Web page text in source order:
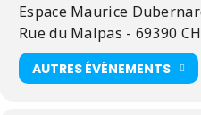
Espace Maurice
Rue du Malpas - 69390
AUTRES ÉVÉNEMENTS